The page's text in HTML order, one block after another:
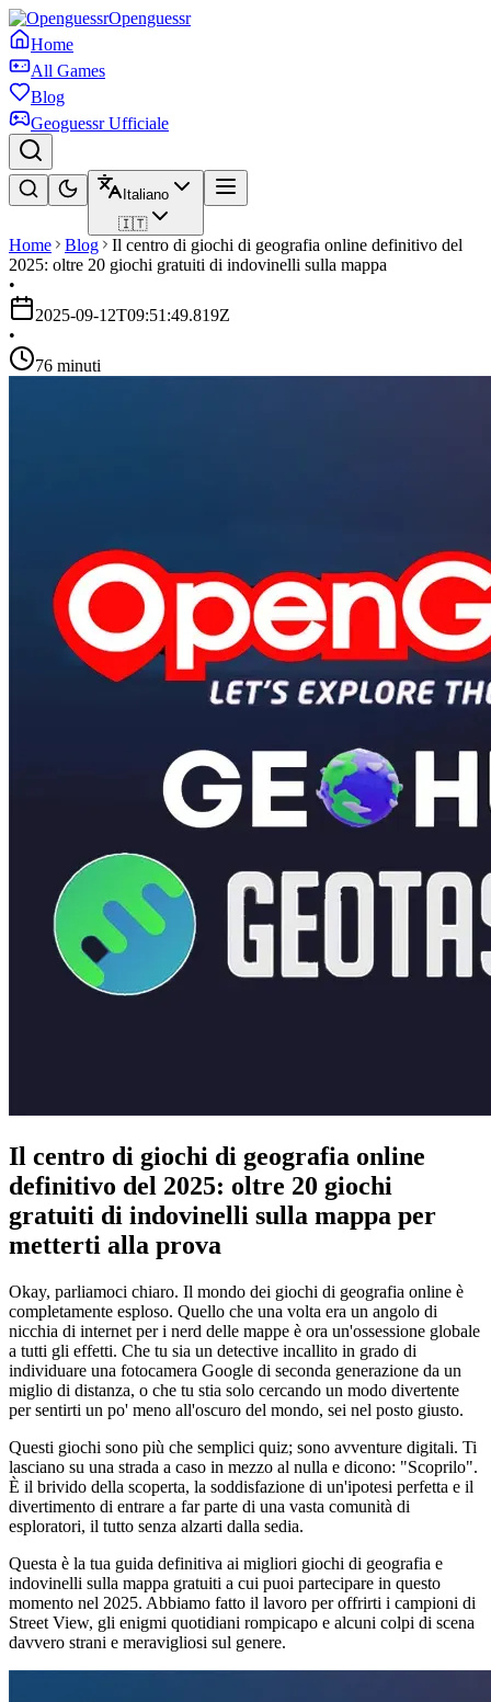
Openguessr
Home
All Games
Blog
Geoguessr Ufficiale
Italiano
🇮🇹
Home Blog
Il centro di giochi di geografia online definitivo del
2025: oltre 20 giochi gratuiti di indovinelli sulla mappa
•
2025-09-12T09:51:49.819Z
•
76 minuti
Il centro di giochi di geografia online
definitivo del 2025: oltre 20 giochi
gratuiti di indovinelli sulla mappa per
metterti alla prova
Okay, parliamoci chiaro. Il mondo dei giochi di geografia online è
completamente esploso. Quello che una volta era un angolo di
nicchia di internet per i nerd delle mappe è ora un'ossessione globale
a tutti gli effetti. Che tu sia un detective incallito in grado di
individuare una fotocamera Google di seconda generazione da un
miglio di distanza, o che tu stia solo cercando un modo divertente
per sentirti un po' meno all'oscuro del mondo, sei nel posto giusto.
Questi giochi sono più che semplici quiz; sono avventure digitali. Ti
lasciano su una strada a caso in mezzo al nulla e dicono: "Scoprilo".
È il brivido della scoperta, la soddisfazione di un'ipotesi perfetta e il
divertimento di entrare a far parte di una vasta comunità di
esploratori, il tutto senza alzarti dalla sedia.
Questa è la tua guida definitiva ai migliori giochi di geografia e
indovinelli sulla mappa gratuiti a cui puoi partecipare in questo
momento nel 2025. Abbiamo fatto il lavoro per offrirti i campioni di
Street View, gli enigmi quotidiani rompicapo e alcuni colpi di scena
davvero strani e meravigliosi sul genere.